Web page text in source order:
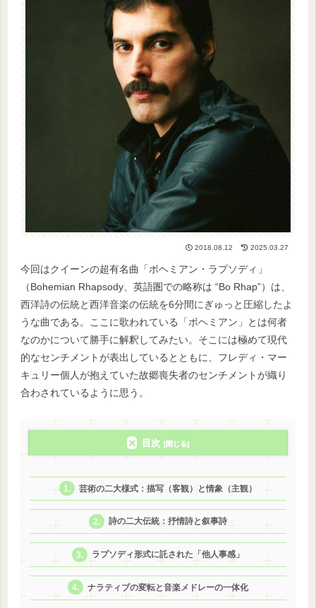
2018.08.12 2025.03.27
今回はクイーンの超有名曲「ボヘミアン・ラプソディ」
（Bohemian Rhapsody、英語圏での略称は “Bo Rhap”）は、
西洋詩の伝統と西洋音楽の伝統を6分間にぎゅっと圧縮したよ
うな曲である。ここに歌われている「ボヘミアン」とは何者
なのかについて勝手に解釈してみたい。そこには極めて現代
的なセンチメントが表出しているとともに、フレディ・マー
キュリー個人が抱えていた故郷喪失者のセンチメントが織り
合わされているように思う。
目次
芸術の二大様式：描写（客観）と情象（主観）
詩の二大伝統：抒情詩と叙事詩
ラプソディ形式に託された「他人事感」
ナラティブの変転と音楽メドレーの一体化